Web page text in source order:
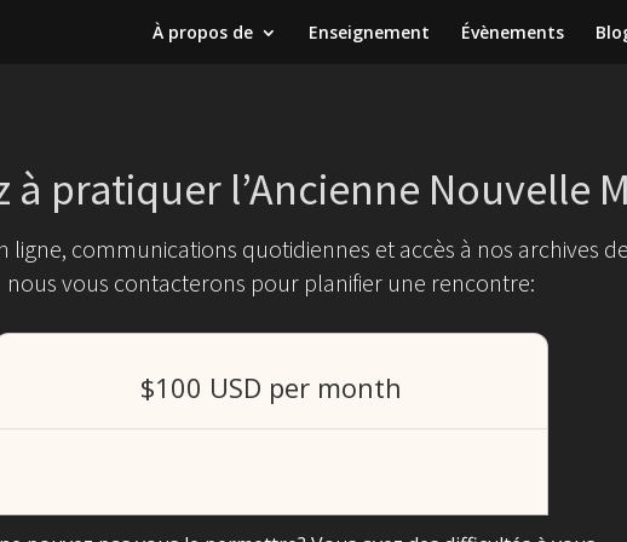
À propos de Enseignement Évènements
à pratiquer l’Ancienne Nouvelle
communications quotidiennes et accès à nos archives
nous vous contacterons pour planifier une rencontre:
$100 USD per month